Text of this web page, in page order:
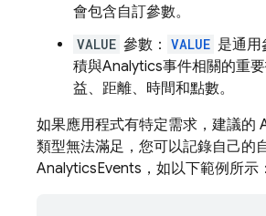
會包含自訂參數。
VALUE 參數： VALUE 是通用
積與Analytics事件相關的重
益、距離、時間和點數。
如果應用程式有特定需求，建議的
類型無法滿足，您可以記錄自己的
AnalyticsEvents，如以下範例所示：